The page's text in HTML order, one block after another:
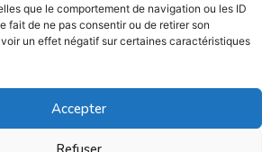
que le comportement de navigation ou les ID
fait de ne pas consentir ou de retirer son
un effet négatif sur certaines caractéristiques
Accepter
paudecuir@hotmail.com
sur rendez-vous uniquement.